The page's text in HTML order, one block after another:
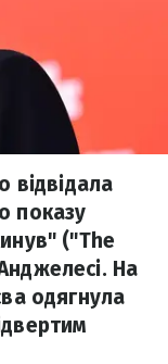
відвідала
показу
("The
На
одягнула